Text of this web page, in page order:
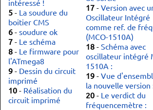
intéressé !
5 - La soudure du
boitier CMS
6 - soudure ok
7 - Le schéma
8 - Le firmware pour
l'ATmega8
9 - Dessin du circuit
imprimé
10 - Réalisation du
circuit imprimé
17 - Version avec
Oscillateur Intégré
comme ref. de
(MCO-1510A)
18 - Schéma avec
oscillateur intégré
1510A :
19 - Vue
la nouvelle version
20 - Le verdict du
fréquencemètre :